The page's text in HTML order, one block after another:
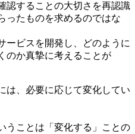
認することの大切さを再認識
ったものを求めるのではな
ービスを開発し、どのように
のか真摯に考えることが
は、必要に応じて変化してい
うことは「変化する」ことの